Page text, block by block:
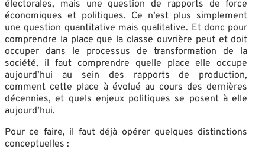
électorales, mais une question de rapports de force
économiques et politiques. Ce n’est plus simplement
une question quantitative mais qualitative. Et donc pour
comprendre la place que la classe ouvrière peut et doit
occuper dans le processus de transformation de la
société, il faut comprendre quelle place elle occupe
aujourd’hui au sein des rapports de production,
comment cette place à évolué au cours des dernières
décennies, et quels enjeux politiques se posent à elle
aujourd’hui.
Pour ce faire, il faut déjà opérer quelques distinctions
conceptuelles :